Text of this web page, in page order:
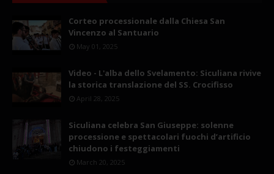
Corteo processionale dalla Chiesa San
Vincenzo al Santuario
May 01, 2025
Video - L'alba dello Svelamento: Siculiana rivive
la storica translazione del SS. Crocifisso
April 28, 2025
Siculiana celebra San Giuseppe: solenne
processione e spettacolari fuochi d’artificio
chiudono i festeggiamenti
March 20, 2025